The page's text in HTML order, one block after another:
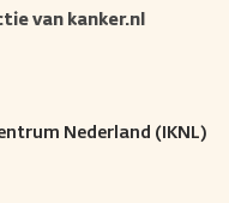
van kanker.nl
Nederland (IKNL)